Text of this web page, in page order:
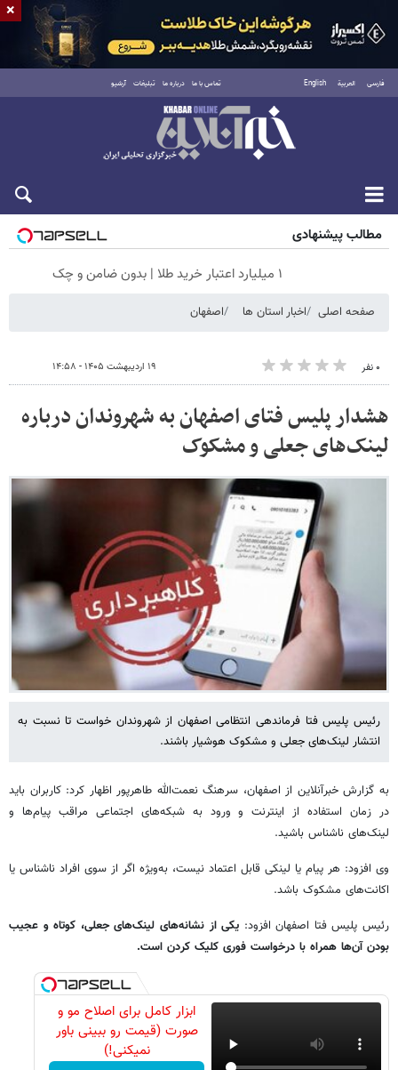
فارسی العربية English تماس با ما درباره ما تبلیغات آرشیو
جمعه ۱۶ مرداد ۱۴۰۵
مطالب پیشنهادی
۱ میلیارد اعتبار خرید طلا | بدون ضامن و چک
صفحه اصلی اخبار استان ها اصفهان
۰ نفر ۱۹ اردیبهشت ۱۴۰۵ - ۱۴:۵۸
هشدار پلیس فتای اصفهان به شهروندان درباره
لینک‌های جعلی و مشکوک
رئیس پلیس فتا فرماندهی انتظامی اصفهان از شهروندان خواست تا نسبت به
انتشار لینک‌های جعلی و مشکوک هوشیار باشند.
به گزارش خبرآنلاین از اصفهان، سرهنگ نعمت‌الله طاهرپور اظهار کرد: کاربران باید
در زمان استفاده از اینترنت و ورود به شبکه‌های اجتماعی مراقب پیام‌ها و
لینک‌های ناشناس باشید.
وی افزود: هر پیام یا لینکی قابل اعتماد نیست، به‌ویژه اگر از سوی افراد ناشناس یا
اکانت‌های مشکوک باشد.
رئیس پلیس فتا اصفهان افزود: یکی از نشانه‌های لینک‌های جعلی، کوتاه و عجیب
بودن آن‌ها همراه با درخواست فوری کلیک کردن است.
ابزار کامل برای اصلاح مو و
صورت (قیمت رو ببینی باور
نمیکنی!)
×